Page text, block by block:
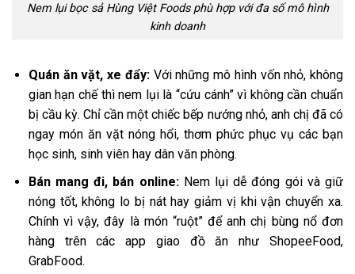
Nem lụi bọc sả Hùng Việt Foods phù hợp với đa số mô hình
kinh doanh
Quán ăn vặt, xe đẩy:Với những mô hình vốn nhỏ, không
gian hạn chế thì nem lụi là “cứu cánh” vì không cần chuẩn
bị cầu kỳ. Chỉ cần một chiếc bếp nướng nhỏ, anh chị đã có
ngay món ăn vặt nóng hổi, thơm phức phục vụ các bạn
học sinh, sinh viên hay dân văn phòng.
Bán mang đi, bán online:Nem lụi dễ đóng gói và giữ
nóng tốt, không lo bị nát hay giảm vị khi vận chuyển xa.
Chính vì vậy, đây là món “ruột” để anh chị bùng nổ đơn
hàng trên các app giao đồ ăn như ShopeeFood,
GrabFood.